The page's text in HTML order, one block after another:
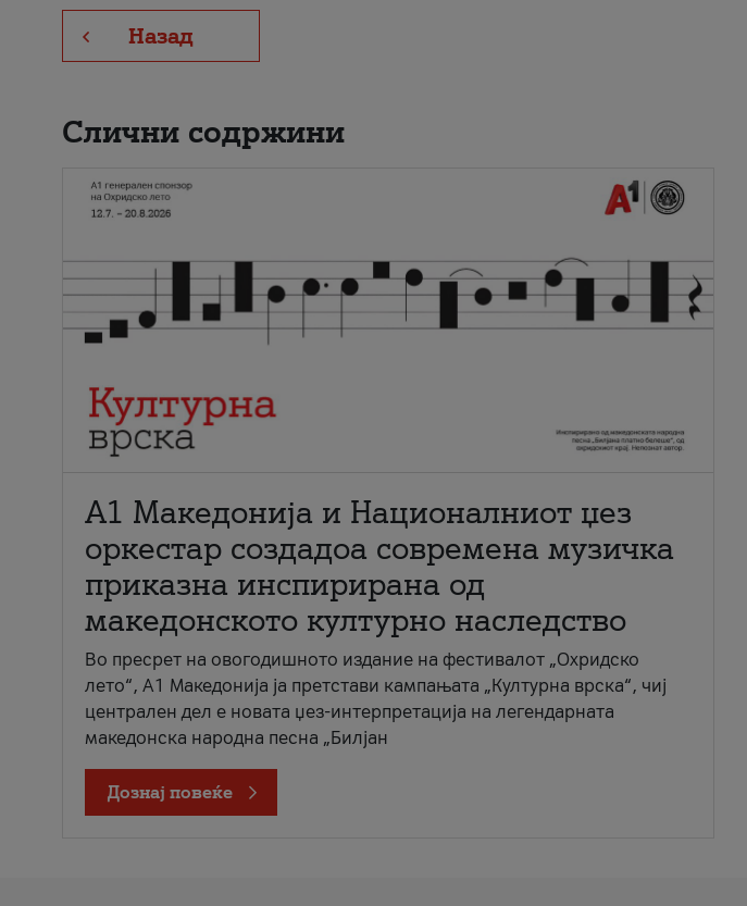
Назад
Слични содржини
А1 Македонија и Националниот џез
оркестар создадоа современа музичка
приказна инспирирана од
македонското културно наследство
Во пресрет на овогодишното издание на фестивалот „Охридско
лето“, А1 Македонија ја претстави кампањата „Културна врска“, чиј
централен дел е новата џез-интерпретација на легендарната
македонска народна песна „Билјан
Дознај повеќе